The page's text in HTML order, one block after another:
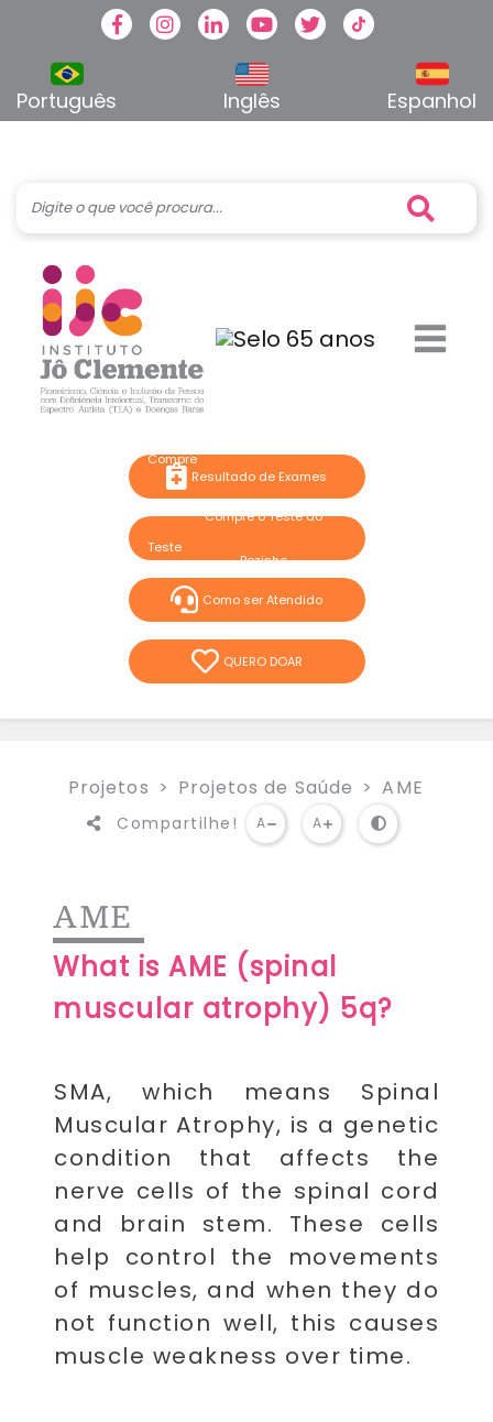
FacebookInstagram
LinkedinYoutubeTwitterTikTok
Português Inglês Espanhol
Resultado de Exames
Compre o Teste do
Pezinho
Como ser Atendido
QUERO DOAR
Projetos Projetos de Saúde AME
Compartilhe! A A
AME
What is AME (spinal
muscular atrophy) 5q?
SMA, which means Spinal
Muscular Atrophy, is a genetic
condition that affects the
nerve cells of the spinal cord
and brain stem. These cells
help control the movements
of muscles, and when they do
not function well, this causes
muscle weakness over time.